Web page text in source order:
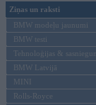
Ziņas un raksti
BMW modeļu jaunumi
BMW testi
Tehnoloģijas &
BMW Latvijā
MINI
Rolls-Royce